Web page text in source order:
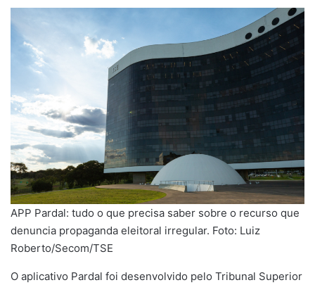
APP Pardal: tudo o que precisa saber sobre o recurso que
denuncia propaganda eleitoral irregular. Foto: Luiz
Roberto/Secom/TSE
O aplicativo Pardal foi desenvolvido pelo Tribunal Superior